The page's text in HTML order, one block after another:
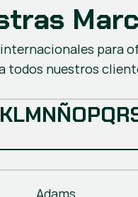
para
todos nuestros
KLMNÑOPQR
Adams